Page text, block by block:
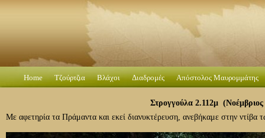
Home Τζούρτζια Βλάχοι Διαδρομές Απόστολος Μαυρομμάτης
Στρογγούλα 2.112μ
Με αφετηρία τα Πράμαντα και εκεί διανυκτέρευση, ανεβήκαμε στην ντίβα